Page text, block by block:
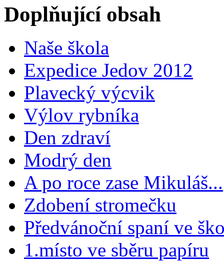
Doplňující obsah
Naše škola
Expedice Jedov 2012
Plavecký výcvik
Výlov rybníka
Den zdraví
Modrý den
A po roce zase Mikuláš...
Zdobení stromečku
Předvánoční spaní ve
1.místo ve sběru papíru